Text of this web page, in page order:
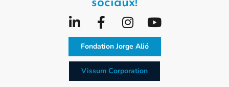
sociaux!
Fondation Jorge Alió
Vissum Corporation